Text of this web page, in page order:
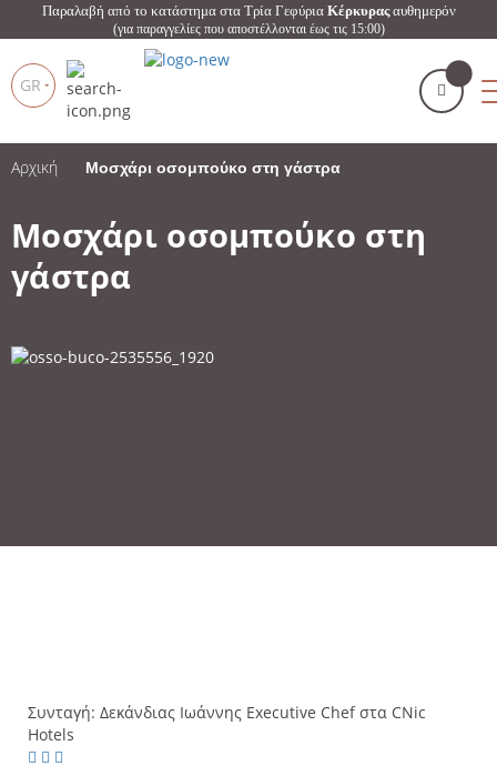
Παραλαβή από το κατάστημα στα Τρία Γεφύρια Κέρκυραςαυθημερόν
(για παραγγελίες που αποστέλλονται έως τις 15:00)
GR
Products Το καλάθι μου
Αρχική Μοσχάρι οσομπούκο στη γάστρα
Μοσχάρι οσομπούκο στη
γάστρα
Συνταγή: Δεκάνδιας Ιωάννης Executive Chef στα CNic
Hotels